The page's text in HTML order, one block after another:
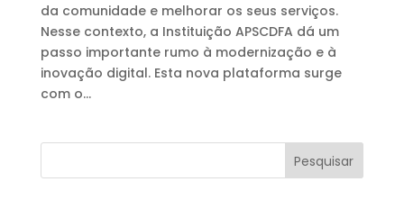
da comunidade e melhorar os seus serviços.
Nesse contexto, a Instituição APSCDFA dá um
passo importante rumo à modernização e à
inovação digital. Esta nova plataforma surge
com o...
Pesquisar